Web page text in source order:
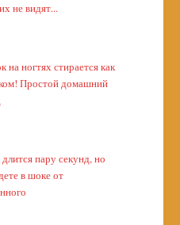
не видят...
на ногтях стирается как
Простой домашний
пару секунд, но
в шоке от